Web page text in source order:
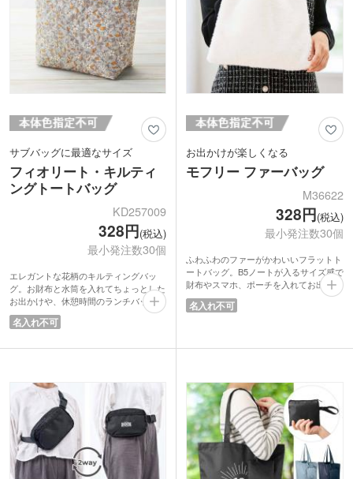
サブバッグに最適なサイズ
フィオリート・キルティ
ングトートバッグ
KD257009
328円(税込)
最小発注数30個
エレガントな花柄のキルティングバッ
グ。お財布と水筒を入れてちょっとした
お出かけや、休憩時間のランチバッグ用
途におすすめのサイズです。手提げタイ
プなのでサブバッグにも。キルティング
クやロッカー、洗面台などで置きやすく
店特典などにいかがでしょうか。
名入れ不可
お出かけが楽しくなる
モフリー ファーバッグ
M36622
328円(税込)
最小発注数30個
ふわふわのファーがかわいいフラットト
ートバッグ。B5ノートが入るサイズ感で
財布やスマホ、ポーチを入れてお出かけ
用バッグに最適です。片方の持ち手を反
対側の持ち手にさし込めばワンハンドル
バッグはひとつ持っているとファッショ
心地よさ。シマエナガのデザインのパッ
ケージで配布時に注目を集めること間違
いなし！
名入れ不可